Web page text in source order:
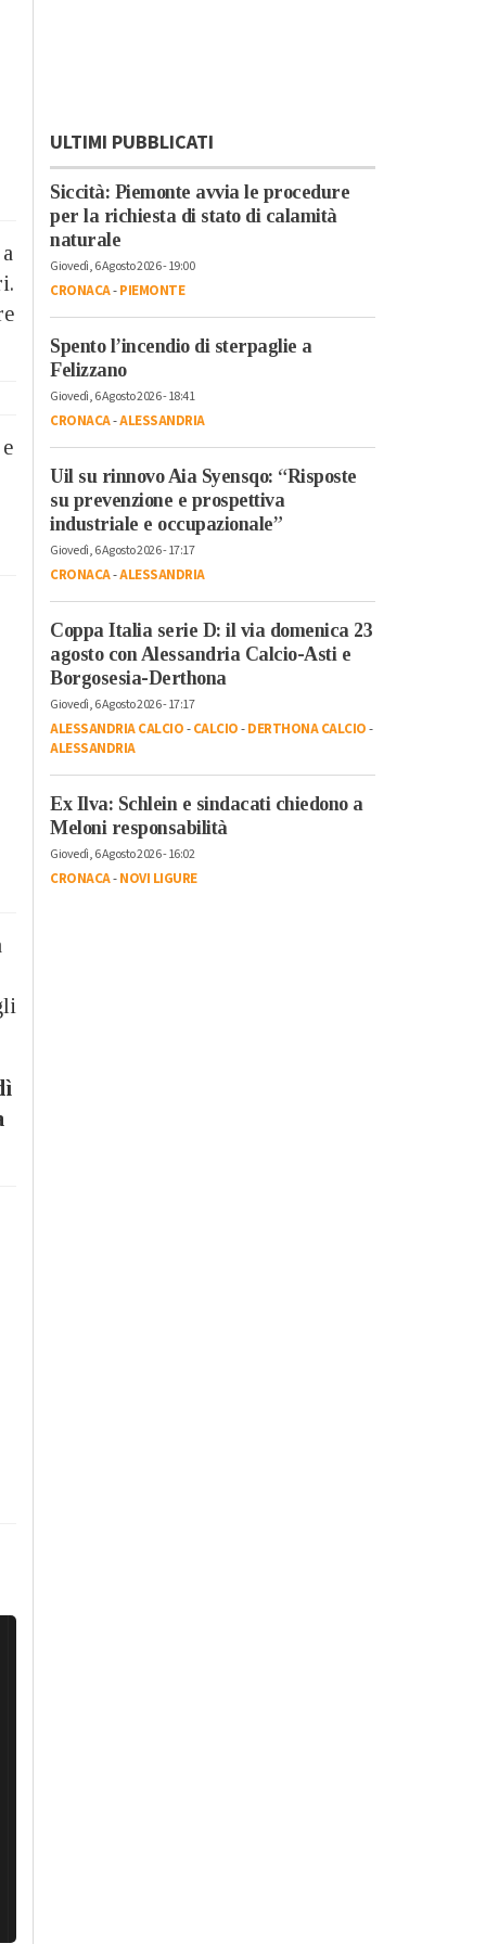
ULTIMI PUBBLICATI
Siccità: Piemonte avvia le procedure
per la richiesta di stato di calamità
naturale
Giovedì, 6 Agosto 2026 - 19:00
CRONACA-PIEMONTE
Spento l’incendio di sterpaglie a
Felizzano
Giovedì, 6 Agosto 2026 - 18:41
CRONACA-ALESSANDRIA
Uil su rinnovo Aia Syensqo: “Risposte
su prevenzione e prospettiva
industriale e occupazionale”
Giovedì, 6 Agosto 2026 - 17:17
CRONACA-ALESSANDRIA
Coppa Italia serie D: il via domenica 23
agosto con Alessandria Calcio-Asti e
Borgosesia-Derthona
Giovedì, 6 Agosto 2026 - 17:17
ALESSANDRIA CALCIO-CALCIO-DERTHONA CALCIO-
ALESSANDRIA
Ex Ilva: Schlein e sindacati chiedono a
Meloni responsabilità
Giovedì, 6 Agosto 2026 - 16:02
CRONACA-NOVI LIGURE